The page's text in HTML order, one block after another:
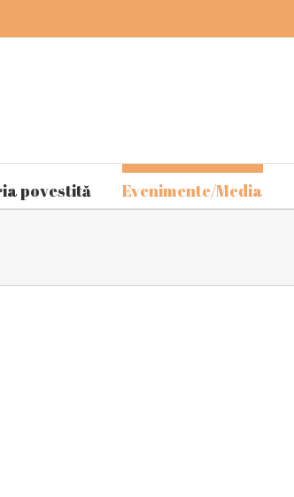
povestită Evenimente/Media